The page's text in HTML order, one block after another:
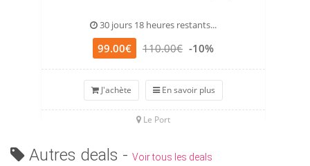
30 jours 18 heures restants...
99.00€ 110.00€ -10%
J'achète En savoir plus
Le Port
Autres deals - Voir tous les deals